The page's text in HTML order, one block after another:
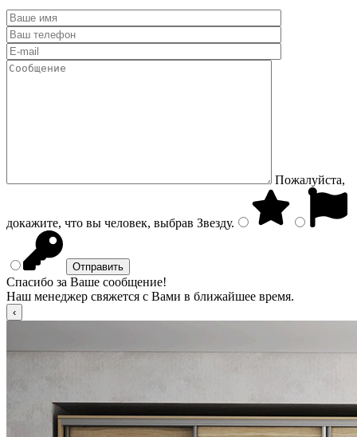
Пожалуйста,
докажите, что вы человек, выбрав Звезду.
Спасибо за Ваше сообщение!
Наш менеджер свяжется с Вами в ближайшее время.